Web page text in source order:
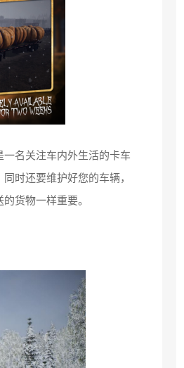
名关注车内外生活的卡车
时还要维护好您的车辆，
货物一样重要。